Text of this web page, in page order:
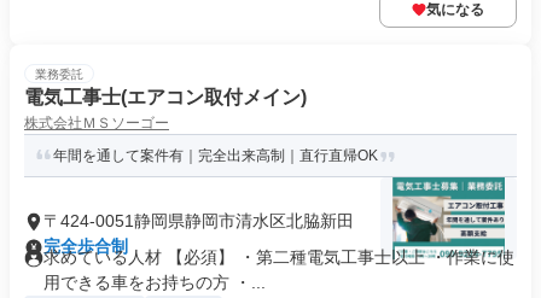
気になる
業務委託
電気工事士(エアコン取付メイン)
株式会社ＭＳソーゴー
年間を通して案件有｜完全出来高制｜直行直帰OK
〒424-0051静岡県静岡市清水区北脇新田
完全歩合制
求めている人材 【必須】 ・第二種電気工事士以上 ・作業に使
用できる車をお持ちの方 ・...